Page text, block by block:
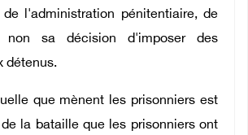
l'administration pénitentiaire, de
non sa décision d'imposer des
détenus.
que mènent les prisonniers est
la bataille que les prisonniers ont